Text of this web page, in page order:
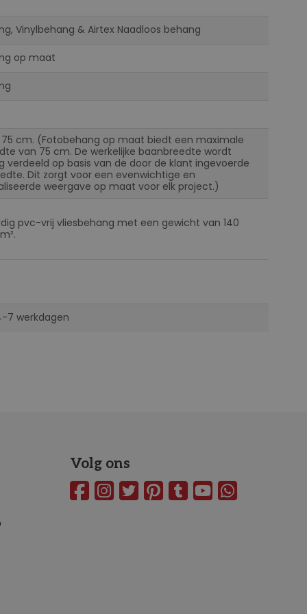
Vinylbehang & Airtex Naadloos behang
op maat
75 cm. (Fotobehang op maat biedt een maximale
van 75 cm. De werkelijke baanbreedte wordt
verdeeld op basis van de door de klant ingevoerde
Dit zorgt voor een evenwichtige en
weergave op maat voor elk project.)
pvc-vrij vliesbehang met een gewicht van 140
7 werkdagen
Volg ons